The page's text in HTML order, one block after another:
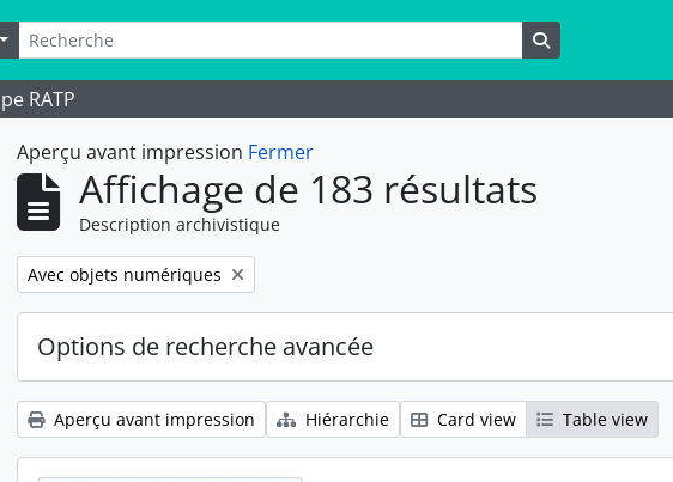
Options de recherche Rechercher
RATP
Aperçu avant impression Fermer
Affichage de 183 résultats
Description archivistique
Remove filter:
Avec objets numériques
Options de recherche avancée
Aperçu avant impression Hiérarchie Card view Table view